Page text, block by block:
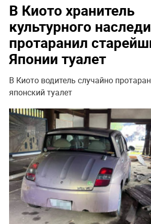
В Киото хранитель
культурного
протаранил
Японии туалет
В Киото водитель случайно
японский туалет